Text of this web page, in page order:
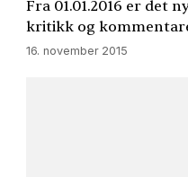
Fra 01.01.2016 er det
kritikk og
16. november 2015